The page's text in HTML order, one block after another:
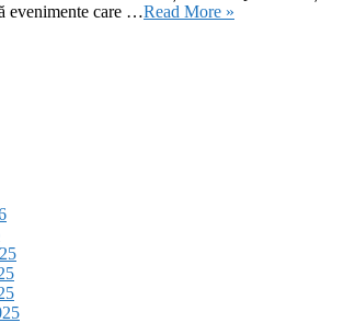
evenimente care …Read More »